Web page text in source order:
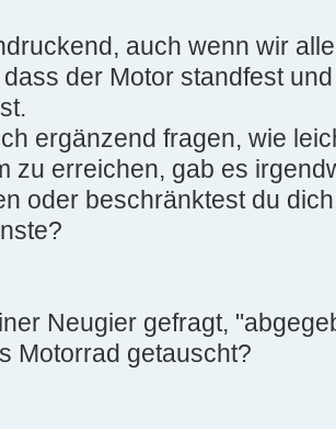
auch wenn wir
der Motor standfest
ergänzend fragen, wie
zu erreichen, gab es
oder beschränktest du
Neugier gefragt,
Motorrad getauscht?